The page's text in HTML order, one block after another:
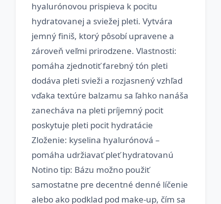
hyalurónovou prispieva k pocitu
hydratovanej a sviežej pleti. Vytvára
jemný finiš, ktorý pôsobí upravene a
zároveň veľmi prirodzene. Vlastnosti:
pomáha zjednotiť farebný tón pleti
dodáva pleti svieži a rozjasnený vzhľad
vďaka textúre balzamu sa ľahko nanáša
zanecháva na pleti príjemný pocit
poskytuje pleti pocit hydratácie
Zloženie: kyselina hyalurónová –
pomáha udržiavať pleť hydratovanú
Notino tip: Bázu možno použiť
samostatne pre decentné denné líčenie
alebo ako podklad pod make-up, čím sa